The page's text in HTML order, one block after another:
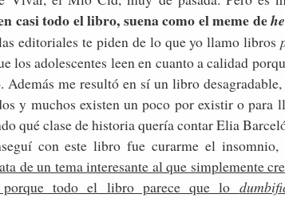
casi todo el libro, suena como el meme de
editoriales te piden de lo que yo llamo libros
los adolescentes leen en cuanto a calidad
Además me resultó en sí un libro
y muchos existen un poco por existir o para
qué clase de historia quería contar Elia
con este libro fue curarme el
de un tema interesante al que simplemente
todo el libro parece que lo